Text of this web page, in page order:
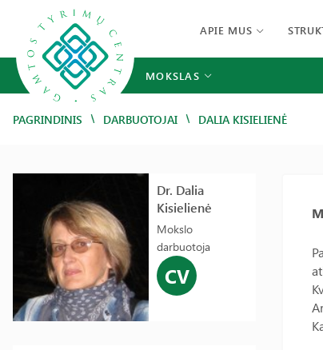
APIE MUS
MOKSLAS
PAGRINDINIS / DARBUOTOJAI / DALIA KISIELIENĖ
Dr. Dalia
Kisielienė
Mokslo
darbuotoja
CV